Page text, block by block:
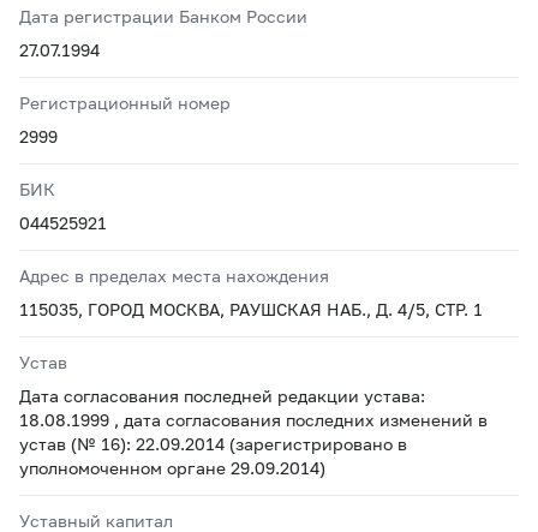
Дата регистрации Банком России
27.07.1994
Регистрационный номер
2999
БИК
044525921
Адрес в пределах места нахождения
115035, ГОРОД МОСКВА, РАУШСКАЯ НАБ., Д. 4/5, СТР. 1
Устав
Дата согласования последней редакции устава:
18.08.1999 , дата согласования последних изменений в
устав (№ 16): 22.09.2014 (зарегистрировано в
уполномоченном органе 29.09.2014)
Уставный капитал